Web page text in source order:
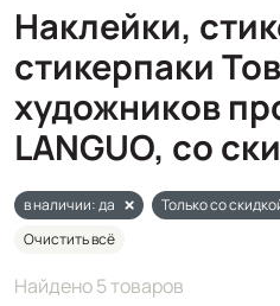
Наклейки,
стикерпаки
художников
LANGUO, со
в наличии: да
Только со
Очистить всё
Найдено 5 товаров